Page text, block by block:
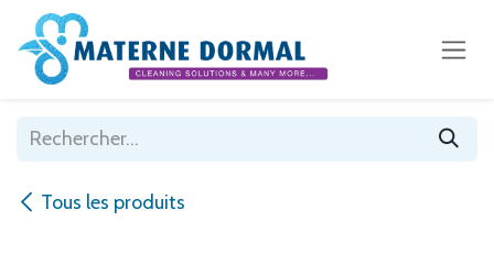
Se rendre au contenu
Tous les produits